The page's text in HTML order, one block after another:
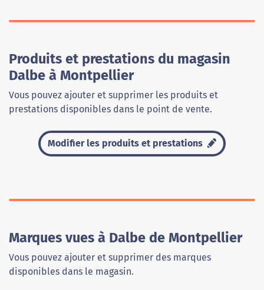
Produits et prestations du magasin
Dalbe à Montpellier
Vous pouvez ajouter et supprimer les produits et
prestations disponibles dans le point de vente.
Modifier les produits et prestations
Marques vues à Dalbe de Montpellier
Vous pouvez ajouter et supprimer des marques
disponibles dans le magasin.